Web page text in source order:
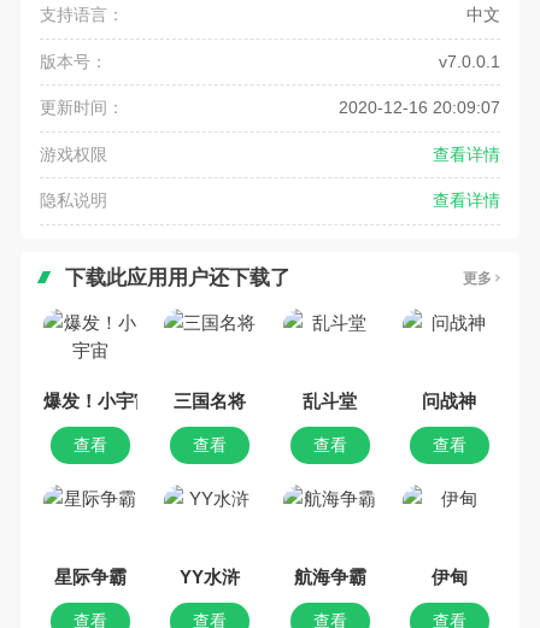
支持语言： 中文
版本号： v7.0.0.1
更新时间： 2020-12-16 20:09:07
游戏权限 查看详情
隐私说明 查看详情
下载此应用用户还下载了 更多
爆发！小宇宙
查看
三国名将
查看
乱斗堂
查看
问战神
查看
星际争霸
查看
YY水浒
查看
航海争霸
查看
伊甸
查看